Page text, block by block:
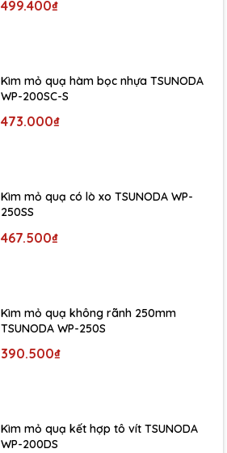
499.400₫
Kìm mỏ quạ hàm bọc nhựa TSUNODA
WP-200SC-S
473.000₫
Kìm mỏ quạ có lò xo TSUNODA WP-
250SS
467.500₫
Kìm mỏ quạ không rãnh 250mm
TSUNODA WP-250S
390.500₫
Kìm mỏ quạ kết hợp tô vít TSUNODA
WP-200DS